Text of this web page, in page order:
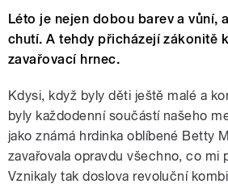
Léto je nejen dobou barev a vůní,
chutí. A tehdy přicházejí zákonitě
zavařovací hrnec.
Kdysi, když byly děti ještě malé a
byly každodenní součástí našeho
jako známá hrdinka oblíbené Betty
zavařovala opravdu všechno, co mi
Vznikaly tak doslova revoluční